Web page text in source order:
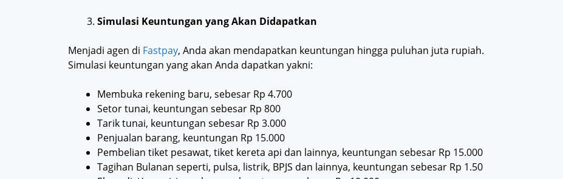
Simulasi Keuntungan yang Akan Didapatkan
Menjadi agen di Fastpay, Anda akan mendapatkan keuntungan hingga puluhan juta rupiah.
Simulasi keuntungan yang akan Anda dapatkan yakni:
Membuka rekening baru, sebesar Rp 4.700
Setor tunai, keuntungan sebesar Rp 800
Tarik tunai, keuntungan sebesar Rp 3.000
Penjualan barang, keuntungan Rp 15.000
Pembelian tiket pesawat, tiket kereta api dan lainnya, keuntungan sebesar Rp 15.000
Tagihan Bulanan seperti, pulsa, listrik, BPJS dan lainnya, keuntungan sebesar Rp 1.50